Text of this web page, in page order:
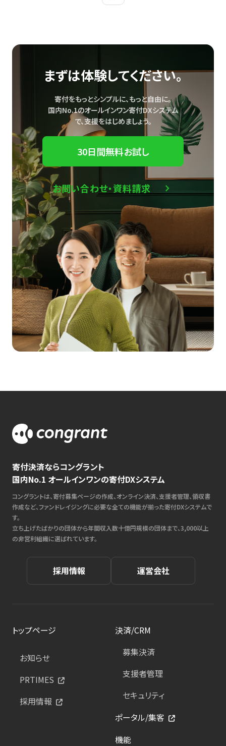
まずは体験してください。
寄付をもっとシンプルに、もっと自由に。
国内No.1のオールインワン寄付DXシステム
で、支援をはじめましょう。
30日間無料お試し
お問い合わせ・資料請求
寄付決済ならコングラント
国内No.1 オールインワンの寄付DXシステム
コングラントは、寄付募集ページの作成、オンライン決済、支援者管理、領収書
作成など、ファンドレイジングに必要な全ての機能が揃った寄付DXシステムで
す。
立ち上げたばかりの団体から年間収入数十億円規模の団体まで、3,000以上
の非営利組織に選ばれています。
採用情報 運営会社
トップページ
お知らせ
PRTIMES
採用情報
決済/CRM
募集決済
支援者管理
セキュリティ
ポータル/集客
機能